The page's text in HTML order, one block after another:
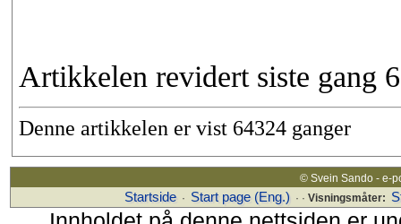
Artikkelen revidert siste gang
Denne artikkelen er vist 64324 ganger
© Svein Sando - e-
Startside · Start page (Eng.) · · Visningsmåter: